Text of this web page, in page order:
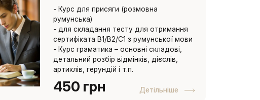
- Курс для присяги (розмовна
румунська)
- для складання тесту для отримання
сертифіката B1/B2/C1 з румунської мови
- Курс граматика – основні складові,
детальний розбір відмінків, дієслів,
артиклів, герундій і т.п.
450 грн Детільніше